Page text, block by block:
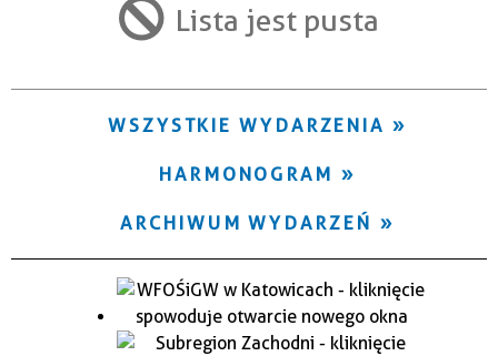
Trwające w zakresie Lista jest pusta
WSZYSTKIE WYDARZENIA
HARMONOGRAM
ARCHIWUM WYDARZEŃ